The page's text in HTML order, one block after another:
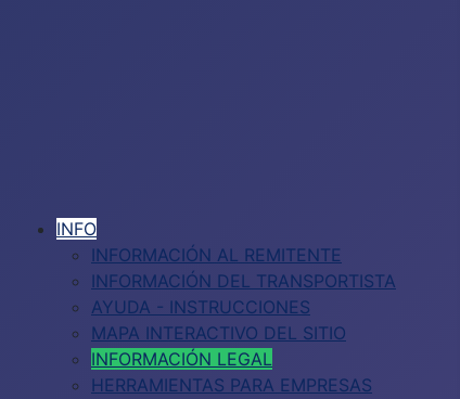
INFO
INFORMACIÓN AL REMITENTE
INFORMACIÓN DEL TRANSPORTISTA
AYUDA - INSTRUCCIONES
MAPA INTERACTIVO DEL SITIO
INFORMACIÓN LEGAL
HERRAMIENTAS PARA EMPRESAS